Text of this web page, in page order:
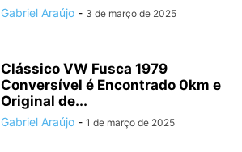
Gabriel Araújo - 3 de março de 2025
Clássico VW Fusca 1979
Conversível é Encontrado 0km e
Original de...
Gabriel Araújo - 1 de março de 2025